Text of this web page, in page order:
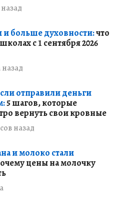
больше духовности:что
с 1 сентября 2026
назад
отправили деньги
5 шагов, которые
вернуть свои кровные
назад
и молоко стали
цены на молочку